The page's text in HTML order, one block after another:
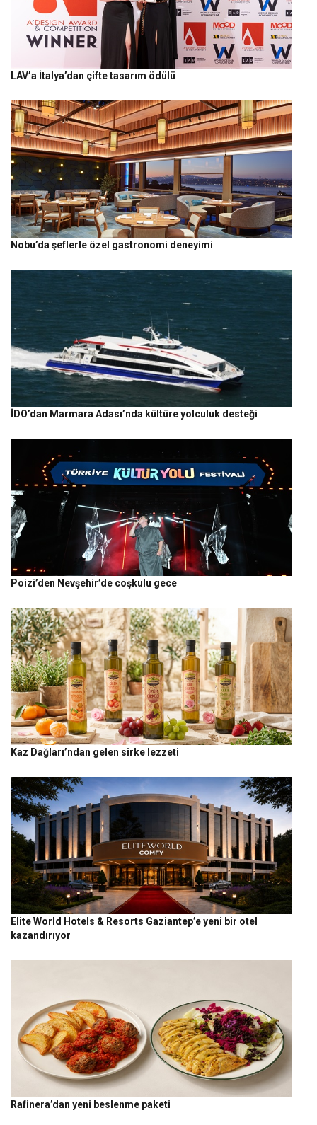
LAV’a İtalya’dan çifte tasarım ödülü
Nobu’da şeflerle özel gastronomi deneyimi
İDO’dan Marmara Adası’nda kültüre yolculuk desteği
Poizi’den Nevşehir’de coşkulu gece
Kaz Dağları’ndan gelen sirke lezzeti
Elite World Hotels & Resorts Gaziantep’e yeni bir otel
kazandırıyor
Rafinera’dan yeni beslenme paketi